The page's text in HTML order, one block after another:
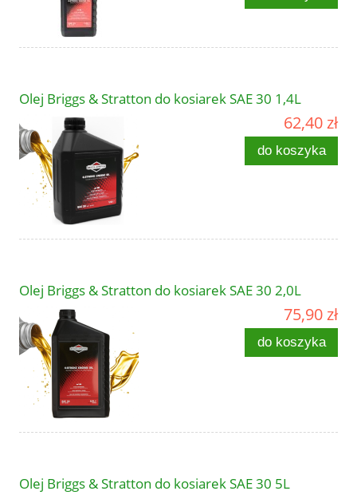
Olej Briggs & Stratton do kosiarek SAE 30 1,4L
62,40 zł
do koszyka
Olej Briggs & Stratton do kosiarek SAE 30 2,0L
75,90 zł
do koszyka
Olej Briggs & Stratton do kosiarek SAE 30 5L